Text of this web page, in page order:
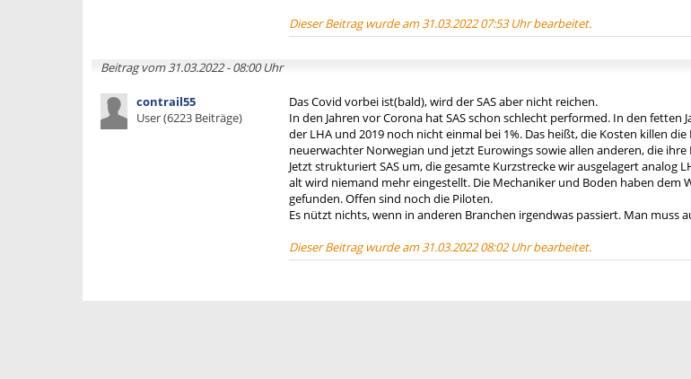
Dieser Beitrag wurde am 31.03.2022 07:53 Uhr bearbeitet.
Beitrag vom 31.03.2022 - 08:00 Uhr
contrail55
User (6223 Beiträge)
Das Covid vorbei ist(bald), wird der SAS aber nicht reichen.
In den Jahren vor Corona hat SAS schon schlecht performed. In den fetten
der LHA und 2019 noch nicht einmal bei 1%. Das heißt, die Kosten killen
neuerwachter Norwegian und jetzt Eurowings sowie allen anderen, die
Jetzt strukturiert SAS um, die gesamte Kurzstrecke wir ausgelagert analog
alt wird niemand mehr eingestellt. Die Mechaniker und Boden haben dem
gefunden. Offen sind noch die Piloten.
Es nützt nichts, wenn in anderen Branchen irgendwas passiert. Man muss
Dieser Beitrag wurde am 31.03.2022 08:02 Uhr bearbeitet.